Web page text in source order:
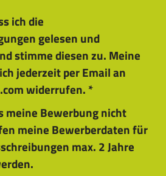
ich die
gelesen und
stimme diesen zu. Meine
jederzeit per Email an
widerrufen. *
meine Bewerbung nicht
meine Bewerberdaten für
max. 2 Jahre